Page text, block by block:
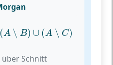
(A ∖ B) ∪ (A ∖ C)
(A∖B )∪ ( A∖C )
Schnitt